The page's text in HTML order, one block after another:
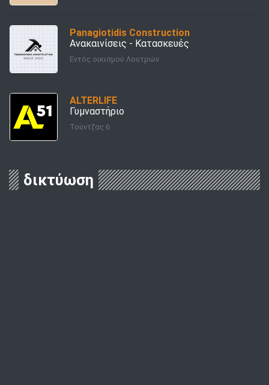
Panagiotidis Construction
Ανακαινίσεις - Κατασκευές
Εντός οικισμού Λουτρών
ALTERLIFE
Γυμναστήριο
Τούντζας 6
δικτύωση